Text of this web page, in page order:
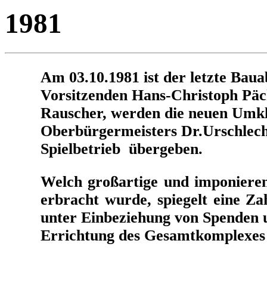
1981
Am 03.10.1981 ist der letzte
Vorsitzenden Hans-Christoph
Rauscher, werden die neuen
Oberbürgermeisters
Spielbetrieb übergeben.
Welch großartige und
erbracht wurde, spiegelt eine
unter Einbeziehung von
Errichtung des